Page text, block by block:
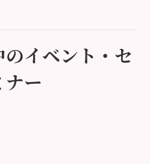
イベント・セ
ナー